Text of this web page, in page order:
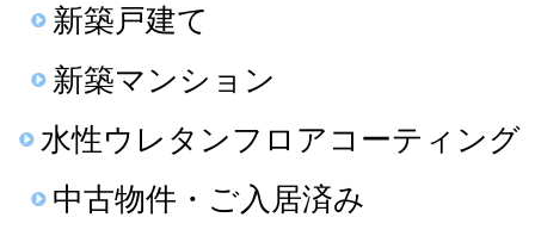
新築戸建て
新築マンション
水性ウレタンフロアコーティング
中古物件・ご入居済み